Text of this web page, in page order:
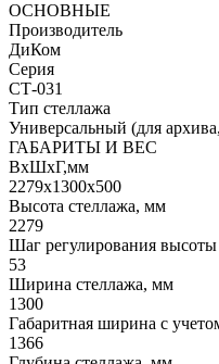
ОСНОВНЫЕ
Производитель
ДиКом
Серия
СТ-031
Тип стеллажа
Универсальный (для
ГАБАРИТЫ И ВЕС
ВхШхГ,мм
2279x1300x500
Высота стеллажа, мм
2279
Шаг регулирования
53
Ширина стеллажа, мм
1300
Габаритная ширина с
1366